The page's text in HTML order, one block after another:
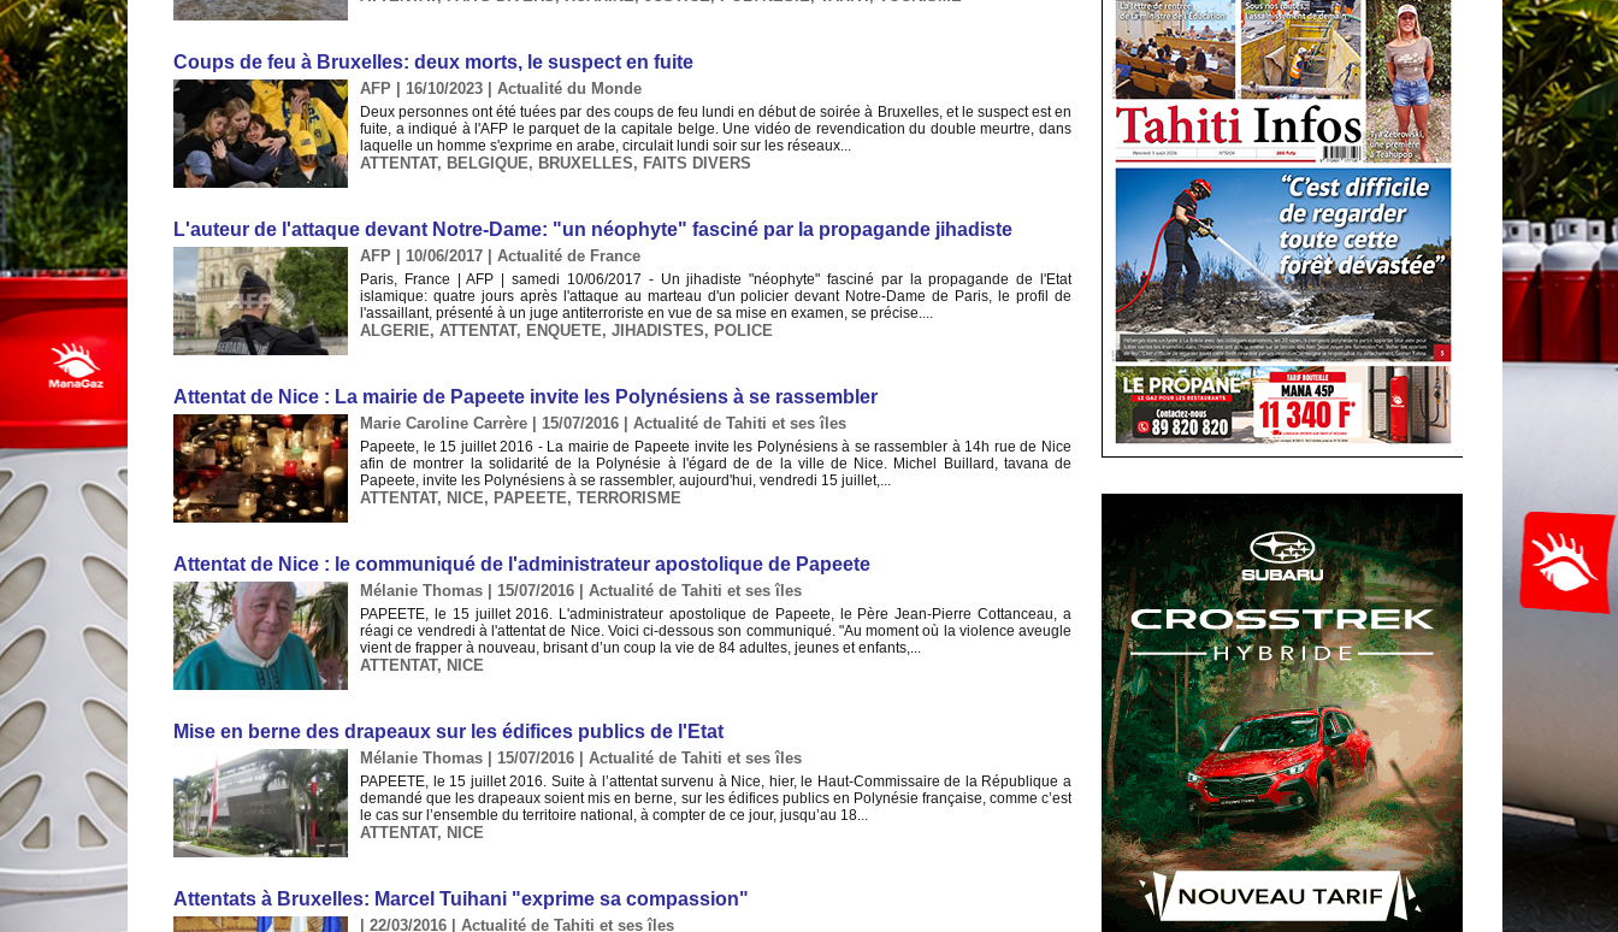
Coups de feu à Bruxelles: deux morts, le suspect en fuite
AFP | 16/10/2023 Actualité du Monde
Deux personnes ont été tuées par des coups de feu lundi en début de soirée à Bruxelles, et le suspect est en
fuite, a indiqué à l'AFP le parquet de la capitale belge. Une vidéo de revendication du double meurtre, dans
laquelle un homme s'exprime en arabe, circulait lundi soir sur les réseaux...
ATTENTAT, BELGIQUE, BRUXELLES, FAITS DIVERS
L'auteur de l'attaque devant Notre-Dame: "un néophyte" fasciné par la propagande jihadiste
AFP | 10/06/2017 Actualité de France
Paris, France | AFP | samedi 10/06/2017 - Un jihadiste "néophyte" fasciné par la propagande de l'Etat
islamique: quatre jours après l'attaque au marteau d'un policier devant Notre-Dame de Paris, le profil de
l'assaillant, présenté à un juge antiterroriste en vue de sa mise en examen, se précise....
ALGERIE, ATTENTAT, ENQUETE, JIHADISTES, POLICE
Attentat de Nice : La mairie de Papeete invite les Polynésiens à se rassembler
Marie Caroline Carrère | 15/07/2016 Actualité de Tahiti et ses îles
Papeete, le 15 juillet 2016 - La mairie de Papeete invite les Polynésiens à se rassembler à 14h rue de Nice
afin de montrer la solidarité de la Polynésie à l'égard de de la ville de Nice. Michel Buillard, tavana de
Papeete, invite les Polynésiens à se rassembler, aujourd'hui, vendredi 15 juillet,...
ATTENTAT, NICE, PAPEETE, TERRORISME
Attentat de Nice : le communiqué de l'administrateur apostolique de Papeete
Mélanie Thomas | 15/07/2016 Actualité de Tahiti et ses îles
PAPEETE, le 15 juillet 2016. L'administrateur apostolique de Papeete, le Père Jean-Pierre Cottanceau, a
réagi ce vendredi à l'attentat de Nice. Voici ci-dessous son communiqué. "Au moment où la violence aveugle
vient de frapper à nouveau, brisant d’un coup la vie de 84 adultes, jeunes et enfants,...
ATTENTAT, NICE
Mise en berne des drapeaux sur les édifices publics de l'Etat
Mélanie Thomas | 15/07/2016 Actualité de Tahiti et ses îles
PAPEETE, le 15 juillet 2016. Suite à l’attentat survenu à Nice, hier, le Haut-Commissaire de la République a
demandé que les drapeaux soient mis en berne, sur les édifices publics en Polynésie française, comme c’est
le cas sur l’ensemble du territoire national, à compter de ce jour, jusqu’au 18...
ATTENTAT, NICE
Attentats à Bruxelles: Marcel Tuihani "exprime sa compassion"
| 22/03/2016 Actualité de Tahiti et ses îles